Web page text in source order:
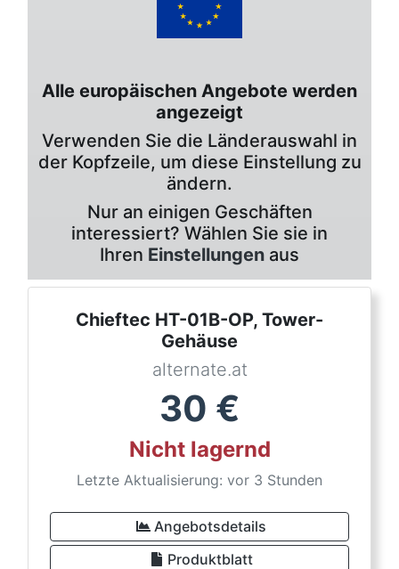
Alle europäischen Angebote werden
angezeigt
Verwenden Sie die Länderauswahl in
der Kopfzeile, um diese Einstellung zu
ändern.
Nur an einigen Geschäften
interessiert? Wählen Sie sie in
Ihren Einstellungen aus
Chieftec HT-01B-OP, Tower-
Gehäuse
alternate.at
30 €
Nicht lagernd
Letzte Aktualisierung: vor 3 Stunden
Angebotsdetails
Produktblatt